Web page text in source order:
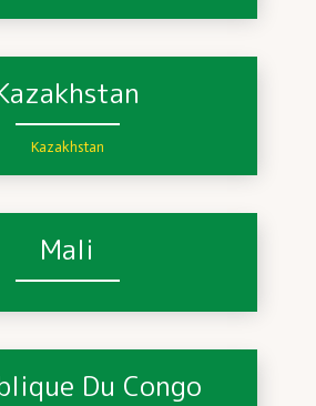
Kazakhstan
Mali
Du Congo